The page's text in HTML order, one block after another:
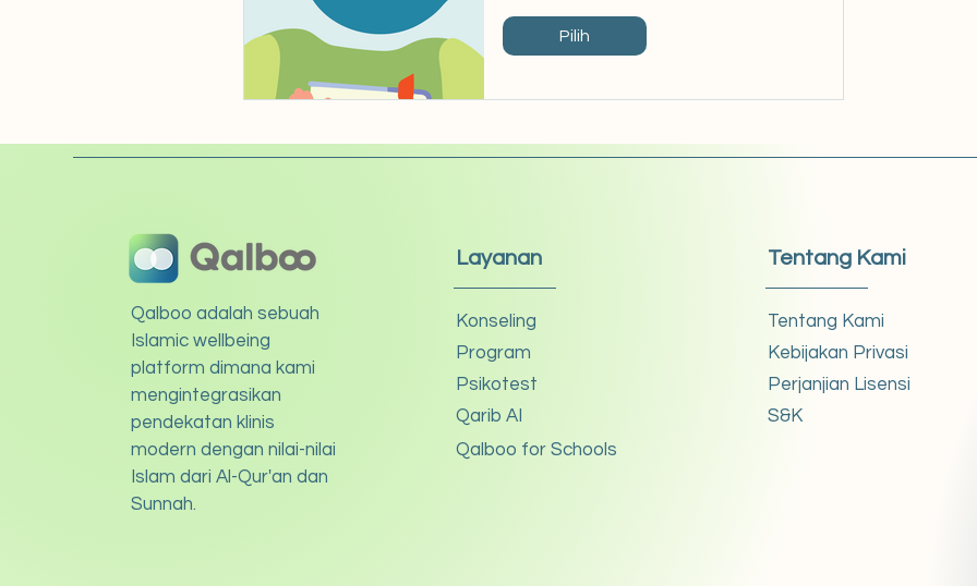
Pilih
Qalboo adalah sebuah
Islamic wellbeing
platform dimana kami
mengintegrasikan
pendekatan klinis
modern dengan nilai-nilai
Islam dari Al-Qur'an dan
Sunnah.
Layanan
Konseling
Program
Psikotest
Qarib AI
Qalboo for Schools
Tentang Kami
Tentang Kami
Kebijakan Privasi
Perjanjian Lisensi
S&K